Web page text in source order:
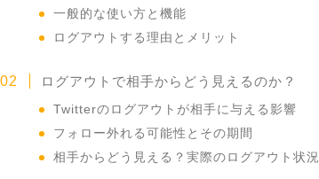
一般的な使い方と機能
ログアウトする理由とメリット
ログアウトで相手からどう見えるのか？
Twitterのログアウトが相手に与える影響
フォロー外れる可能性とその期間
相手からどう見える？実際のログアウト状況